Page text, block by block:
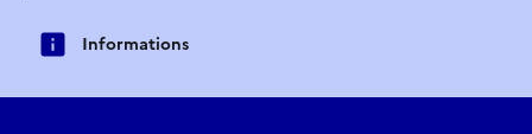
Informations